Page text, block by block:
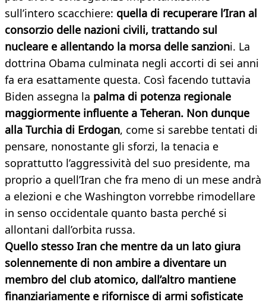
sull’intero scacchiere: quella di recuperare l’Iran al
consorzio delle nazioni civili, trattando sul
nucleare e allentando la morsa delle sanzioni. La
dottrina Obama culminata negli accorti di sei anni
fa era esattamente questa. Così facendo tuttavia
Biden assegna la palma di potenza regionale
maggiormente influente a Teheran. Non dunque
alla Turchia di Erdogan, come si sarebbe tentati di
pensare, nonostante gli sforzi, la tenacia e
soprattutto l’aggressività del suo presidente, ma
proprio a quell’Iran che fra meno di un mese andrà
a elezioni e che Washington vorrebbe rimodellare
in senso occidentale quanto basta perché si
allontani dall’orbita russa.
Quello stesso Iran che mentre da un lato giura
solennemente di non ambire a diventare un
membro del club atomico, dall’altro mantiene
finanziariamente e rifornisce di armi sofisticate